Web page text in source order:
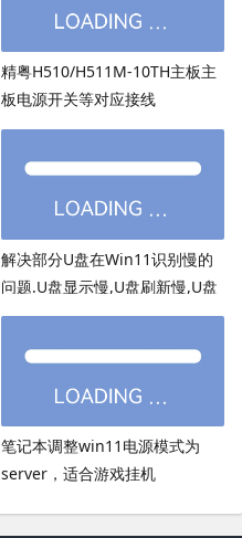
精粤H510/H511M-10TH主板主
板电源开关等对应接线
解决部分U盘在Win11识别慢的
问题.U盘显示慢,U盘刷新慢,U盘
加载慢
笔记本调整win11电源模式为
server，适合游戏挂机